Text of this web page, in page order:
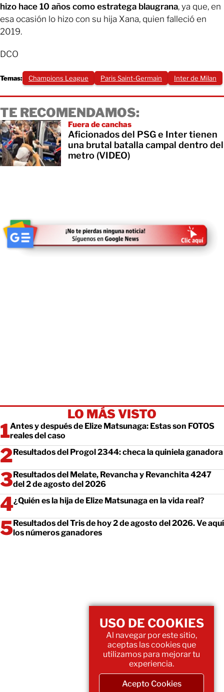
hizo hace 10 años como estratega blaugrana, ya que, en
esa ocasión lo hizo con su hija Xana, quien falleció en
2019.
DCO
Temas: Champions League Paris Saint-Germain Inter de Milan
TE RECOMENDAMOS:
Fuera de canchas
Aficionados del PSG e Inter tienen
una brutal batalla campal dentro del
metro (VIDEO)
LO MÁS VISTO
Antes y después de Elize Matsunaga: Estas son FOTOS
reales del caso
Resultados del Progol 2344: checa la quiniela ganadora
Resultados del Melate, Revancha y Revanchita 4247
del 2 de agosto del 2026
¿Quién es la hija de Elize Matsunaga en la vida real?
Resultados del Tris de hoy 2 de agosto del 2026. Ve aquí
los números ganadores
USO DE COOKIES
Al navegar por este sitio,
aceptas las cookies que
utilizamos para mejorar tu
experiencia.
Acepto Cookies